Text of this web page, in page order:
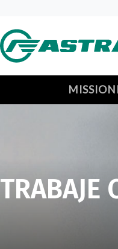
MISSIONI
TRABAJE